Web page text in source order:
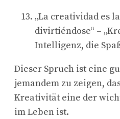
„La creatividad es
divirtiéndose“ –
Intelligenz, die
Dieser Spruch ist eine
jemandem zu zeigen,
Kreativität eine der
im Leben ist.